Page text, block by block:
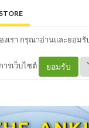
STORE
งเรา กรุณาอ่านและยอมรั
ารเว็บไซต์ ยอมรับ